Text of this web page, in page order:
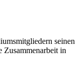
seinen
Zusammenarbeit in